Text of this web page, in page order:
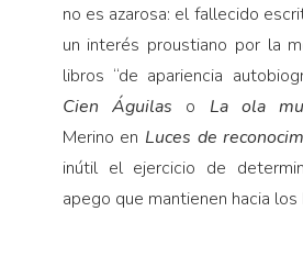
no es azarosa: el fallecido
un interés proustiano por la
libros “de apariencia
Cien Águilas o La ola
Merino en Luces de
inútil el ejercicio de
apego que mantienen hacia los